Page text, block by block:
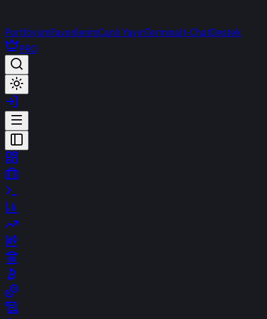
PortföyümFavorilerimCanlı YayınTerminalt-ChatDestek
PRO